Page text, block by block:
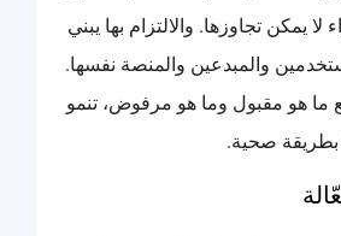
يمكن تجاوزها. والالتزام بها يبني
والمبدعين والمنصة نفسها.
ما هو مقبول وما هو مرفوض، تنمو
بطريقة صحية.